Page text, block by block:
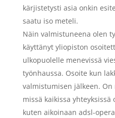
kärjistetysti asia onkin
saatu iso meteli.
Näin valmistuneena olen
käyttänyt yliopiston
ulkopuolelle menevissä
työnhaussa. Osoite kun
valmistumisen jälkeen.
missä kaikissa
kuten aikoinaan adsl-